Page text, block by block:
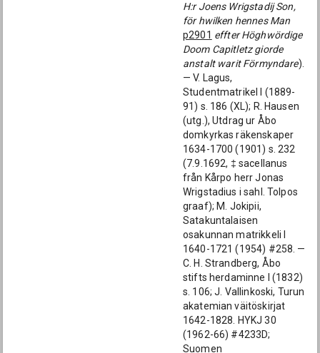
H:r Joens Wrigstadij Son,
för hwilken hennes Man
p2901 effter Höghwördige
Doom Capitletz giorde
anstalt warit Förmyndare).
— V. Lagus,
Studentmatrikel I (1889-
91) s. 186 (XL); R. Hausen
(utg.), Utdrag ur Åbo
domkyrkas räkenskaper
1634-1700 (1901) s. 232
(7.9.1692, ‡ sacellanus
från Kårpo herr Jonas
Wrigstadius i sahl. Tolpos
graaf); M. Jokipii,
Satakuntalaisen
osakunnan matrikkeli I
1640-1721 (1954) #258. —
C. H. Strandberg, Åbo
stifts herdaminne I (1832)
s. 106; J. Vallinkoski, Turun
akatemian väitöskirjat
1642-1828. HYKJ 30
(1962-66) #4233D;
Suomen